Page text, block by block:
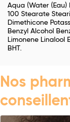
Aqua (Water (Eau)
100 Stearate
Dimethicone
Benzyl Alcohol
Limonene Linalool
BHT.
Nos